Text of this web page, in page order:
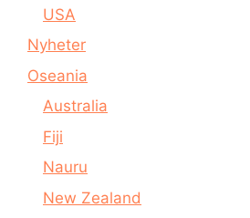
USA
Nyheter
Oseania
Australia
Fiji
Nauru
New Zealand